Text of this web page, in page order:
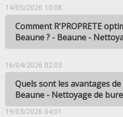
14/05/2026 10:08
Comment R'PROPRETE
Beaune ? - Beaune -
16/04/2026 02:03
Quels sont les avantages
Beaune - Nettoyage de
19/03/2026 04:01